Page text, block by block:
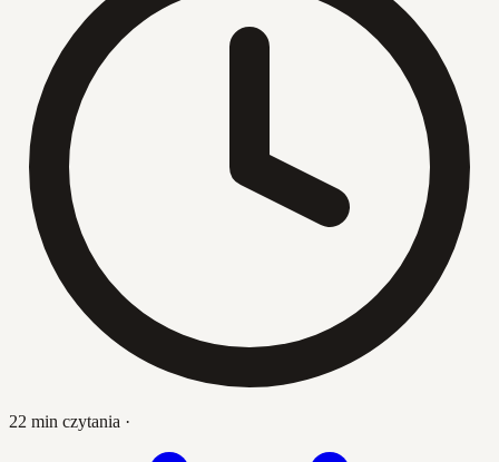
22 min czytania ·